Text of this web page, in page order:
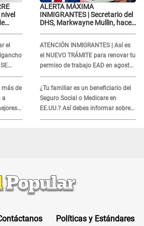
el
más de
a
ALERTA MÁXIMA
INMIGRANTES | Secretario del
DHS, Markwayne Mullin, hace
vamos por ellos"
ATENCIÓN INMIGRANTES | Así es
el NUEVO TRÁMITE para renovar tu
permiso de trabajo EAD en agosto
del 2026
¿Tu familiar es un beneficiario del
Seguro Social o Medicare en
EE.UU.? Así debes informar sobre
su muerte para EVITAR COBROS
Políticas y Estándares